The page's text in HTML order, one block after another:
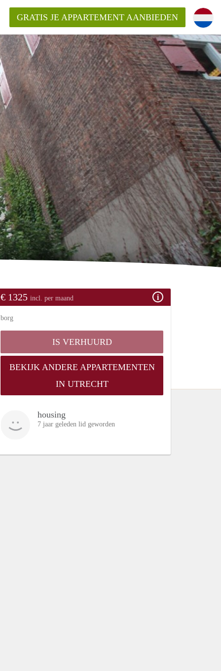
?
het aangeboden
GRATIS JE APPARTEMENT AANBIEDEN
€ 1325 incl. per maand
borg
IS VERHUURD
BEKIJK ANDERE APPARTEMENTEN
IN UTRECHT
housing
7 jaar geleden lid geworden